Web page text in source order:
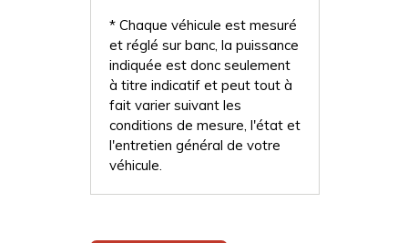
* Chaque véhicule est mesuré
et réglé sur banc, la puissance
indiquée est donc seulement
à titre indicatif et peut tout à
fait varier suivant les
conditions de mesure, l'état et
l'entretien général de votre
véhicule.